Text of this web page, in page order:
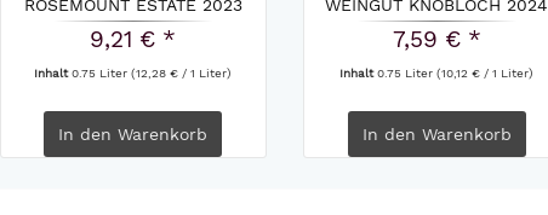
ROSEMOUNT ESTATE 2023
9,21 € *
Inhalt0.75 Liter(12,28 € / 1 Liter)
In den Warenkorb
WEINGUT KNOBLOCH 2024
7,59 € *
Inhalt0.75 Liter(10,12 € / 1 Liter)
In den Warenkorb